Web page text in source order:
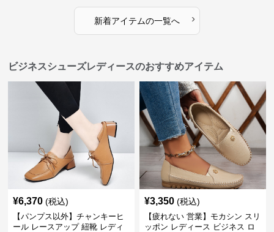
新着アイテムの一覧へ ›
ビジネスシューズレディースのおすすめアイテム
¥6,370 (税込)
【パンプス以外】チャンキーヒ
ール レースアップ 紐靴 レディ
¥3,350 (税込)
【疲れない 営業】モカシン スリ
ッポン レディース ビジネス ロ